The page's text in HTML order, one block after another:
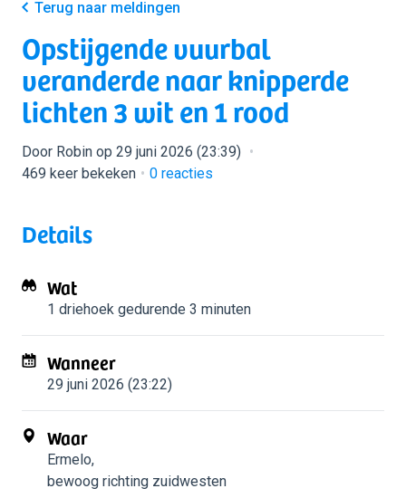
Terug naar meldingen
Opstijgende vuurbal
veranderde naar knipperde
lichten 3 wit en 1 rood
Door Robin op 29 juni 2026 (23:39)
469 keer bekeken
0 reacties
Details
Wat
1 driehoek gedurende 3 minuten
Wanneer
29 juni 2026 (23:22)
Waar
Ermelo,
bewoog richting zuidwesten